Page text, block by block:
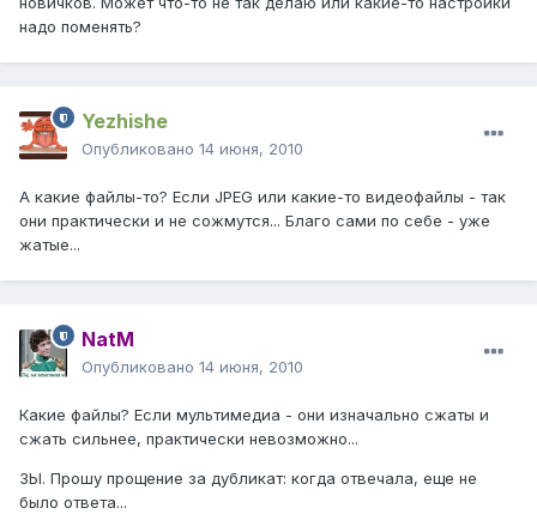
надо поменять?
Yezhishe
Опубликовано 14 июня, 2010
А какие файлы-то? Если JPEG или какие-то видеофайлы - так
они практически и не сожмутся... Благо сами по себе - уже
жатые...
NatM
Опубликовано 14 июня, 2010
Какие файлы? Если мультимедиа - они изначально сжаты и
сжать сильнее, практически невозможно...
ЗЫ. Прошу прощение за дубликат: когда отвечала, еще не
было ответа...